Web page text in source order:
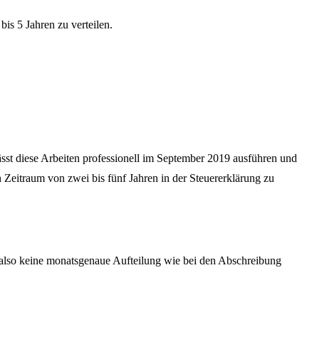
5 Jahren zu verteilen.
diese Arbeiten professionell im September 2019 ausführen und
von zwei bis fünf Jahren in der Steuererklärung zu
keine monatsgenaue Aufteilung wie bei den Abschreibung